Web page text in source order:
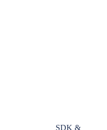
SDK &